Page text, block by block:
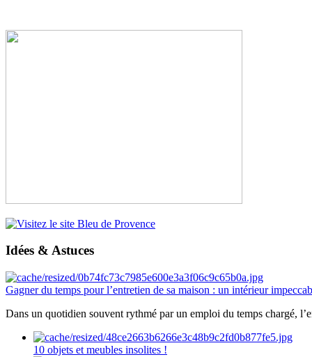
Idées & Astuces
Gagner du temps pour l’entretien de sa maison : un intérieur
Dans un quotidien souvent rythmé par un emploi du temps chargé,
10 objets et meubles insolites !